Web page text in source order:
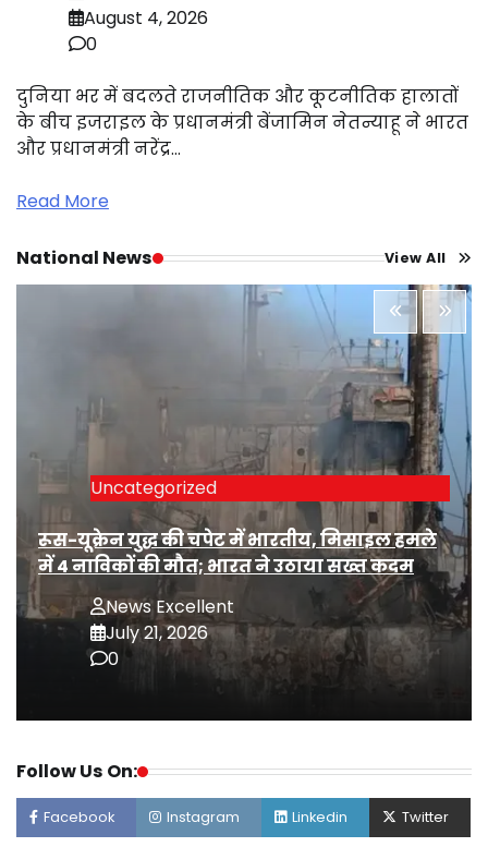
August 4, 2026
0
दुनिया भर में बदलते राजनीतिक और कूटनीतिक हालातों
के बीच इजराइल के प्रधानमंत्री बेंजामिन नेतन्याहू ने भारत
और प्रधानमंत्री नरेंद्र…
Read More
National News View All
Uncategorized
रूस-यूक्रेन युद्ध की चपेट में भारतीय, मिसाइल हमले
में 4 नाविकों की मौत; भारत ने उठाया सख्त कदम
News Excellent
July 21, 2026
0
Follow Us On:
Facebook Instagram Linkedin Twitter